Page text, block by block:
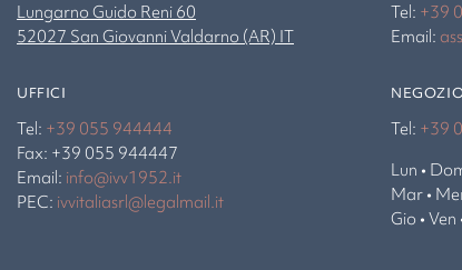
Lungarno Guido Reni 60
52027 San Giovanni Valdarno (AR) IT
UFFICI
Tel: +39 055 944444
Fax: +39 055 944447
Email: info@ivv1952.it
PEC: ivvitaliasrl@legalmail.it
Tel: +39
Email:
Tel: +39
Lun •
Mar •
Gio •